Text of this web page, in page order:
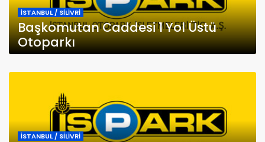
İSTANBUL / SİLİVRİ
Başkomutan Caddesi 1 Yol Üstü
Otoparkı
İSTANBUL / SİLİVRİ